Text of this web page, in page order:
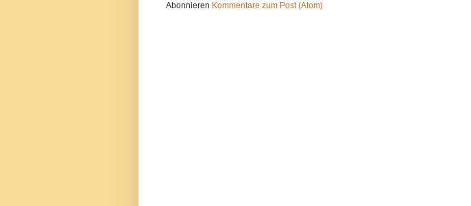
Abonnieren Kommentare zum Post (Atom)